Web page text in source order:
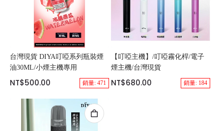
台灣現貨 DIYA叮啞系列瓶裝煙
油30ML/小煙主機專用
NT$500.00 銷量: 471
【叮啞主機】/叮啞霧化桿/電子
煙主機/台灣現貨
NT$680.00 銷量: 184